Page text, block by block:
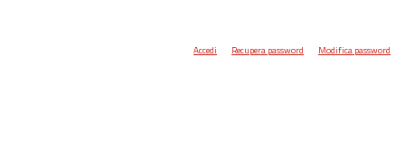
Accedi Recupera password Modifica password